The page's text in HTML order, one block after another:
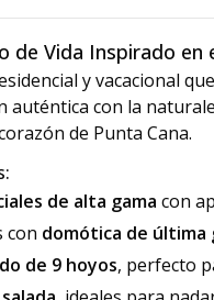
de Vida Inspirado
y vacacional
auténtica con la
de Punta Cana.
de alta gama con
con domótica de última
de 9 hoyos, perfecto